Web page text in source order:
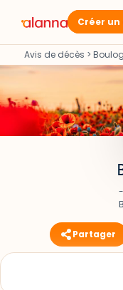
Créer un
Avis de décès >
Partager